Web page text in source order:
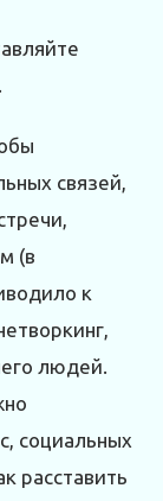
связей,
(в
к
людей.
социальных
расставить